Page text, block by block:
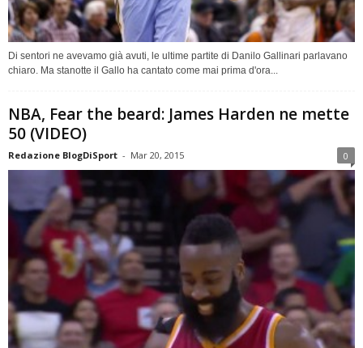
Di sentori ne avevamo già avuti, le ultime partite di Danilo Gallinari parlavano
chiaro. Ma stanotte il Gallo ha cantato come mai prima d'ora...
NBA, Fear the beard: James Harden ne mette
50 (VIDEO)
Redazione BlogDiSport - Mar 20, 2015 0